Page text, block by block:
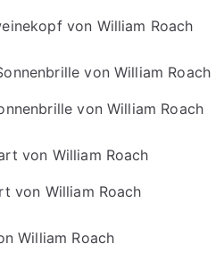
von William Roach
von William Roach
von William Roach